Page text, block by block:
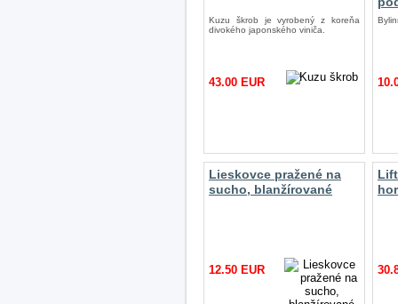
Kuzu škrob je vyrobený z koreňa
divokého japonského viniča.
43.00 EUR
Lieskovce pražené na
sucho, blanžírované
12.50 EUR